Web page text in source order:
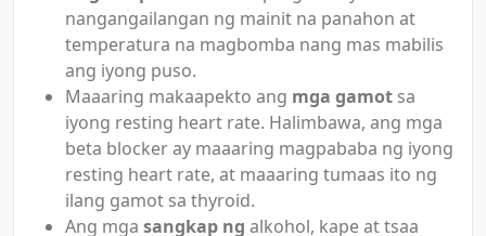
nangangailangan ng mainit na panahon at
temperatura na magbomba nang mas mabilis
ang iyong puso.
Maaaring makaapekto ang mga gamot sa
iyong resting heart rate. Halimbawa, ang mga
beta blocker ay maaaring magpababa ng iyong
resting heart rate, at maaaring tumaas ito ng
ilang gamot sa thyroid.
Ang mga sangkap ng alkohol, kape at tsaa